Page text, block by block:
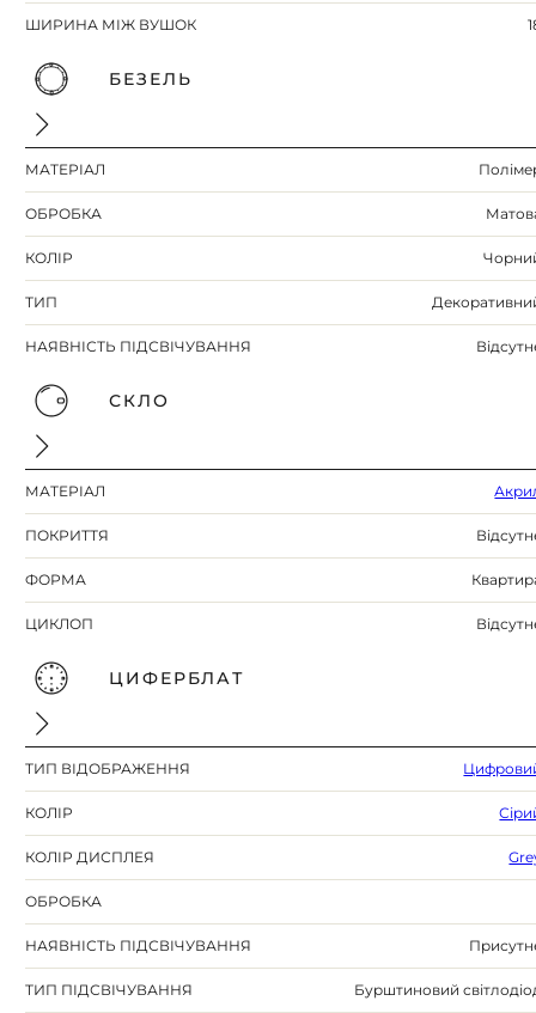
ШИРИНА МІЖ ВУШОК
БЕЗЕЛЬ
МАТЕРІАЛ
ОБРОБКА
КОЛІР
ТИП
НАЯВНІСТЬ ПІДСВІЧУВАННЯ
СКЛО
МАТЕРІАЛ
ПОКРИТТЯ
ФОРМА
ЦИКЛОП
ЦИФЕРБЛАТ
ТИП ВІДОБРАЖЕННЯ
КОЛІР
КОЛІР ДИСПЛЕЯ
ОБРОБКА
НАЯВНІСТЬ ПІДСВІЧУВАННЯ
ТИП ПІДСВІЧУВАННЯ Бурштиновий